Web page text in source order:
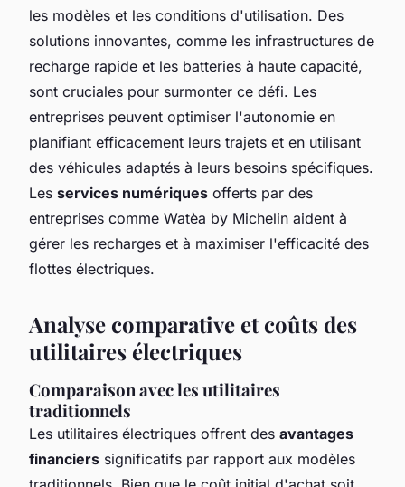
les modèles et les conditions d'utilisation. Des
solutions innovantes, comme les infrastructures de
recharge rapide et les batteries à haute capacité,
sont cruciales pour surmonter ce défi. Les
entreprises peuvent optimiser l'autonomie en
planifiant efficacement leurs trajets et en utilisant
des véhicules adaptés à leurs besoins spécifiques.
Les services numériques offerts par des
entreprises comme Watèa by Michelin aident à
gérer les recharges et à maximiser l'efficacité des
flottes électriques.
Analyse comparative et coûts des
utilitaires électriques
Comparaison avec les utilitaires
traditionnels
Les utilitaires électriques offrent des avantages
financiers significatifs par rapport aux modèles